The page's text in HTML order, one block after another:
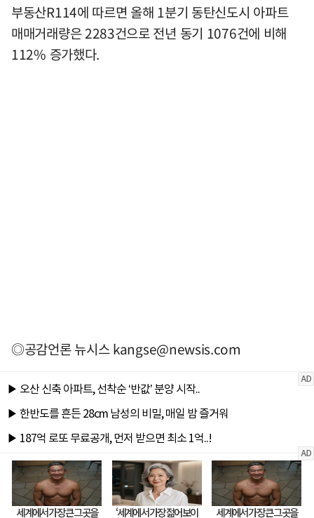
부동산R114에 따르면 올해 1분기 동탄신도시 아파트
매매거래량은 2283건으로 전년 동기 1076건에 비해
112% 증가했다.
◎공감언론 뉴시스kangse@newsis.com